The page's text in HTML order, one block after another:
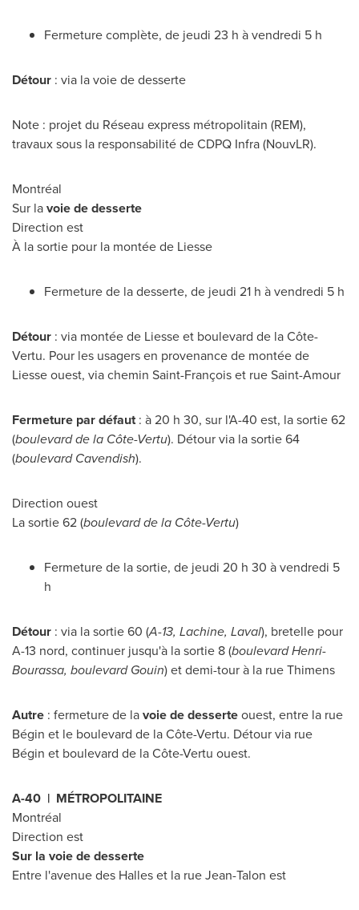
Fermeture complète, de jeudi 23 h à vendredi 5 h
Détour : via la voie de desserte
Note : projet du Réseau express métropolitain (REM),
travaux sous la responsabilité de CDPQ Infra (NouvLR).
Montréal
Sur lavoie de desserte
Direction est
À la sortie pour la montée de Liesse
Fermeture de la desserte, de jeudi 21 h à vendredi 5 h
Détour : via montée de Liesse et boulevard de la Côte-
Vertu. Pour les usagers en provenance de montée de
Liesse ouest, via chemin Saint-François et rue Saint-Amour
Fermeture par défaut: à 20 h 30, sur l'A-40 est, la sortie 62
(boulevard de la Côte-Vertu). Détour via la sortie 64
(boulevardCavendish).
Direction ouest
La sortie 62 (boulevard de la Côte-Vertu)
Fermeture de la sortie, de jeudi 20 h 30 à vendredi 5
h
Détour : via la sortie 60 (A-13, Lachine, Laval), bretelle pour
A-13 nord, continuer jusqu'à la sortie 8 (boulevard Henri-
Bourassa, boulevard Gouin) et demi-tour à la rue Thimens
Autre : fermeture de lavoie de desserteouest, entre la rue
Bégin et le boulevard de la Côte-Vertu. Détour via rue
Bégin et boulevard de la Côte-Vertu ouest.
A-40 | MÉTROPOLITAINE
Montréal
Direction est
Sur la voie de desserte
Entre l'avenue des Halles et la rue Jean-Talon est